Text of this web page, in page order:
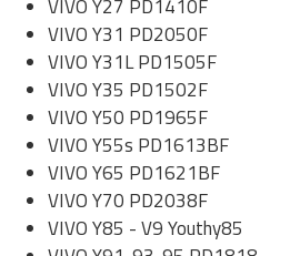
VIVO Y27 PD1410F
VIVO Y31 PD2050F
VIVO Y31L PD1505F
VIVO Y35 PD1502F
VIVO Y50 PD1965F
VIVO Y55s PD1613BF
VIVO Y65 PD1621BF
VIVO Y70 PD2038F
VIVO Y85 - V9 Youthy85